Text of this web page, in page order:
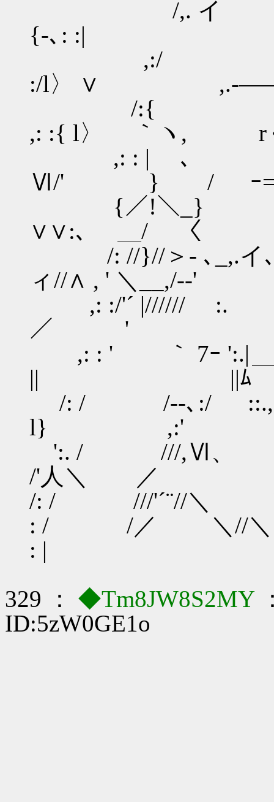
/,. イ 〈l
{-､: :|
,:/ Ⅵ |::|
:/l〉 ∨ ,.-
/:{ ヽ
,: :{ l〉 ｀ヽ, r
,: : | ､
Ⅵ/' } / ｰ=r
{／!＼
∨∨:､ ＿/ 〈 /
/: //}//＞- ､_,.
ィ//∧ , ' ＼__,/--'
,: :/'´ |////// :. {: |
／ '
,: : ' ｀ 7ｰ
|| ||ﾑ
/: / /--､
l} ,:'
':. / ///,Ⅵ、 ＼
/'人＼ ／
/: / ///'´¨//＼ ｀7
: / /／ ＼//
: |
329 ：
◆Tm8JW8S2MY
ID:5zW0GE1o